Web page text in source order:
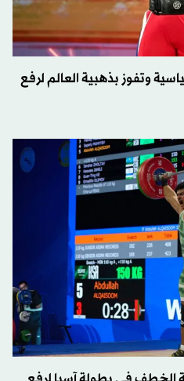
تحقق 3 أرقام قياسية وتفوز بذهبية العالم لرفع